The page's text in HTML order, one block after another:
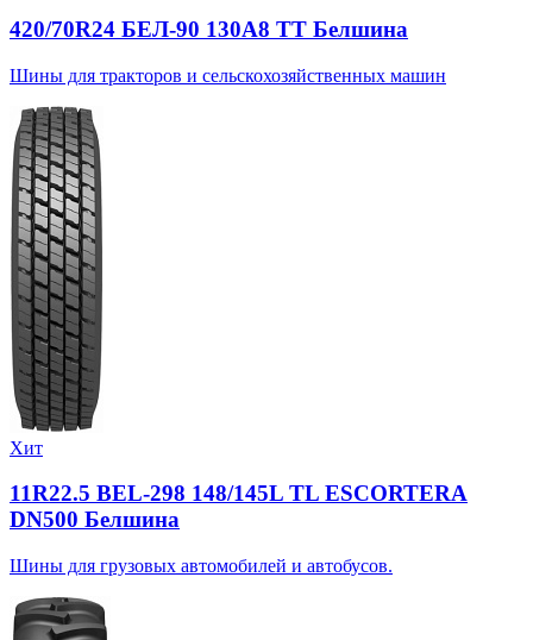
420/70R24 БЕЛ-90 130А8 TT Белшина
Шины для тракторов и сельскохозяйственных машин
Хит
11R22.5 BEL-298 148/145L TL ESCORTERA
DN500 Белшина
Шины для грузовых автомобилей и автобусов.